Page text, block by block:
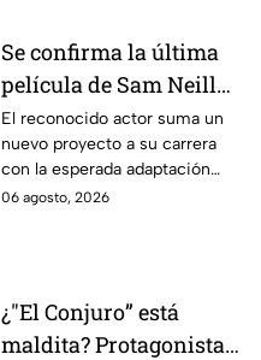
Se confirma la última
película de Sam Neill
antes de morir: esto es
lo que se sabe hasta
ahora
El reconocido actor suma un
nuevo proyecto a su carrera
con la esperada adaptación
cinematográfica del popular
06 agosto, 2026
¿"El Conjuro” está
maldita? Protagonista